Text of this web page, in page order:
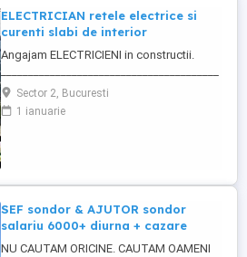
ELECTRICIAN retele electrice si
curenti slabi de interior
Angajam ELECTRICIENI in constructii.
Daca sti ca ai calificare si experienta in
executia si punerea in functiune de
instalatii electrice de joasa tensiune; Ai
Sector 2, Bucuresti
1 ianuarie
SEF sondor & AJUTOR sondor
salariu 6000+ diurna + cazare
NU CAUTAM ORICINE. CAUTAM OAMENI